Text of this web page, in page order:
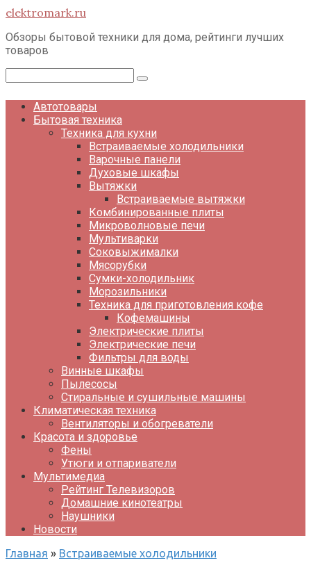
Перейти
контенту
elektromark.ru
Обзоры бытовой техники для дома, рейтинги лучших
товаров
Автотовары
Бытовая техника
Техника для кухни
Встраиваемые холодильники
Варочные панели
Духовые шкафы
Вытяжки
Встраиваемые вытяжки
Комбинированные плиты
Микроволновые печи
Мультиварки
Соковыжималки
Мясорубки
Сумки-холодильник
Морозильники
Техника для приготовления кофе
Кофемашины
Электрические плиты
Электрические печи
Фильтры для воды
Винные шкафы
Пылесосы
Стиральные и сушильные машины
Климатическая техника
Вентиляторы и обогреватели
Красота и здоровье
Фены
Утюги и отпариватели
Мультимедиа
Рейтинг Телевизоров
Домашние кинотеатры
Наушники
Новости
Главная » Встраиваемые холодильники